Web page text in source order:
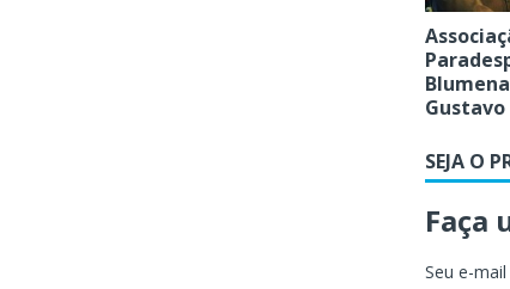
SEJA O
Faça
Seu e-